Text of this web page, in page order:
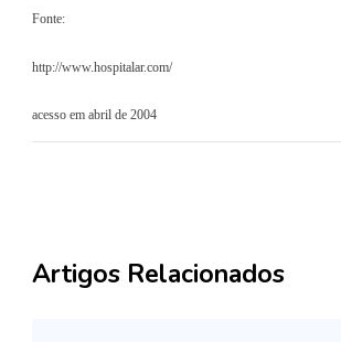
Fonte:
http://www.hospitalar.com/
acesso em abril de 2004
Artigos Relacionados